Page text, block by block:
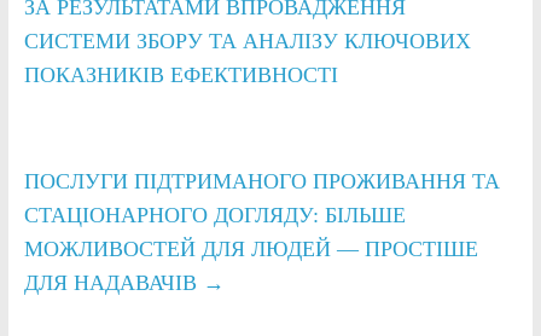
ЗА РЕЗУЛЬТАТАМИ ВПРОВАДЖЕННЯ
СИСТЕМИ ЗБОРУ ТА АНАЛІЗУ КЛЮЧОВИХ
ПОКАЗНИКІВ ЕФЕКТИВНОСТІ
ПОСЛУГИ ПІДТРИМАНОГО ПРОЖИВАННЯ ТА
СТАЦІОНАРНОГО ДОГЛЯДУ: БІЛЬШЕ
МОЖЛИВОСТЕЙ ДЛЯ ЛЮДЕЙ — ПРОСТІШЕ
ДЛЯ НАДАВАЧІВ →